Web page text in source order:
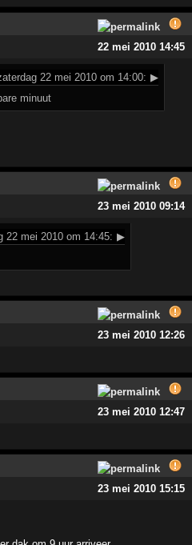
22 mei 2010 14:45
22 mei 2010 om 14:00: ▶
minuut
23 mei 2010 09:14
22 mei 2010 om 14:45: ▶
23 mei 2010 12:26
23 mei 2010 12:47
23 mei 2010 15:15